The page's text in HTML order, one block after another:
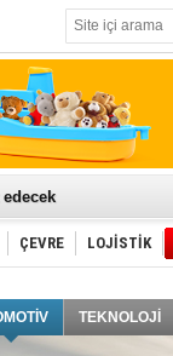
ÇEVRE LOJİSTİK
TEKNOLOJİ